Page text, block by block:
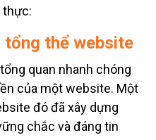
thực:
tổng thể website
quan nhanh chóng
của một website. Một
đó đã xây dựng
chắc và đáng tin